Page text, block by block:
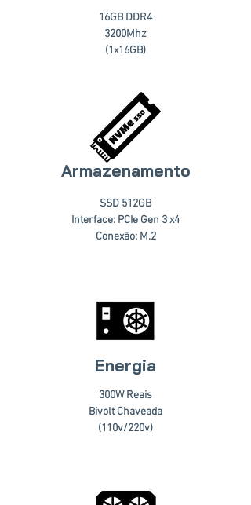
16GB DDR4
3200Mhz
(1x16GB)
Armazenamento
SSD 512GB
Interface: PCIe Gen 3 x4
Conexão: M.2
Energia
300W Reais
Bivolt Chaveada
(110v/220v)